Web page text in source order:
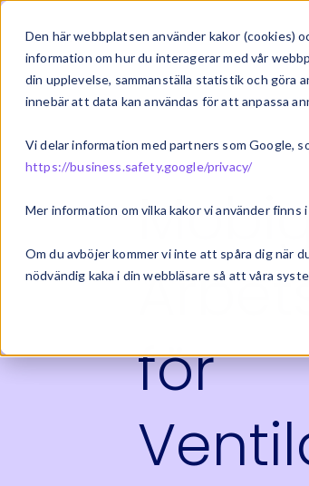
Den här webbplatsen använder kakor (cookies)
information om hur du interagerar med vår
din upplevelse, sammanställa statistik och göra
innebär att data kan användas för att anpassa
Vi delar information med partners som Google,
https://business.safety.google/privacy/
Mer information om vilka kakor vi använder finns i
Om du avböjer kommer vi inte att spåra dig när
nödvändig kaka i din webbläsare så att våra
Om oss
för